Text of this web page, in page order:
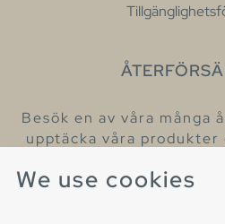
We use cookies
Besök en av våra
upptäcka våra produkter